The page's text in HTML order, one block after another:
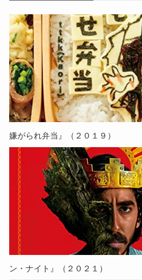
嫌がられ弁当』（２０１９）
ン・ナイト』（２０２１）